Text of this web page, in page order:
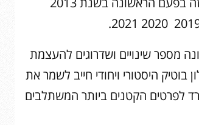
מספר שינויים ושדרוגים להעצמת
בוטיק היסטורי ויחודי חייב לשמר את
לפרטים הקטנים ביותר המשתלבים